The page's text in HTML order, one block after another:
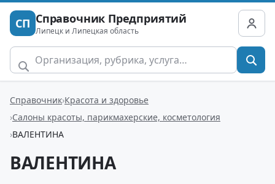
СП Справочник Предприятий
Липецк и Липецкая область
Справочник Красота и здоровье
Салоны красоты, парикмахерские, косметология
ВАЛЕНТИНА
ВАЛЕНТИНА